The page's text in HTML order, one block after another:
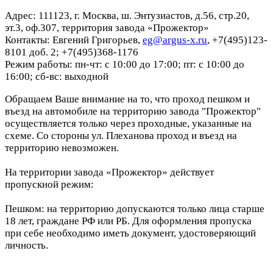
Адрес: 111123, г. Москва, ш. Энтузиастов, д.56, стр.20,
эт.3, оф.307, территория завода «Прожектор»
Контакты: Евгений Григорьев, eg@argus-x.ru, +7(495)123-
8101 доб. 2; +7(495)368-1176
Режим работы: пн-чт: с 10:00 до 17:00; пт: с 10:00 до
16:00; сб-вс: выходной
Обращаем Ваше внимание на то, что проход пешком и
въезд на автомобиле на территорию завода "Прожектор"
осуществляется только через проходные, указанные на
схеме. Со стороны ул. Плеханова проход и въезд на
территорию невозможен.
На территории завода «Прожектор» действует
пропускной режим:
Пешком: на территорию допускаются только лица старше
18 лет, граждане РФ или РБ. Для оформления пропуска
при себе необходимо иметь документ, удостоверяющий
личность.